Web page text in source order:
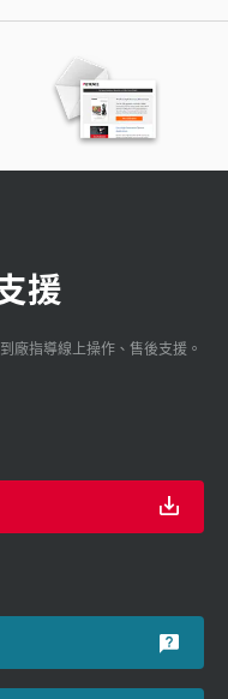
援
廠指導線上操作、售後支援。